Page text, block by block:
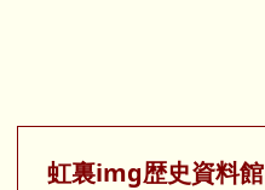
虹裏img歴史資料館